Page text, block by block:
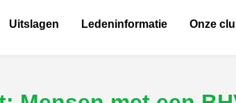
Uitslagen Ledeninformatie Onze